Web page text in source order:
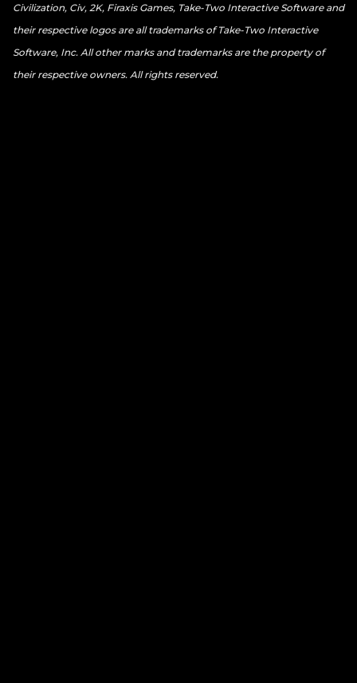
Civilization, Civ, 2K, Firaxis Games, Take-Two Interactive Software and
their respective logos are all trademarks of Take-Two Interactive
Software, Inc. All other marks and trademarks are the property of
their respective owners. All rights reserved.